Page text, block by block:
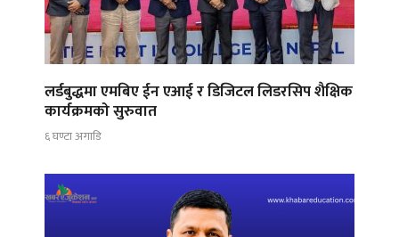
लर्डबुद्धमा एमबिए ईन एआई र डिजिटल लिडरसिप शैक्षिक
कार्यक्रमको सुरुवात
६ घण्टा अगाडि